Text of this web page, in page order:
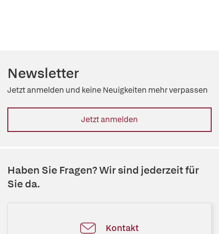
Newsletter
Jetzt anmelden und keine Neuigkeiten mehr verpassen
Jetzt anmelden
Haben Sie Fragen? Wir sind jederzeit für
Sie da.
Kontakt